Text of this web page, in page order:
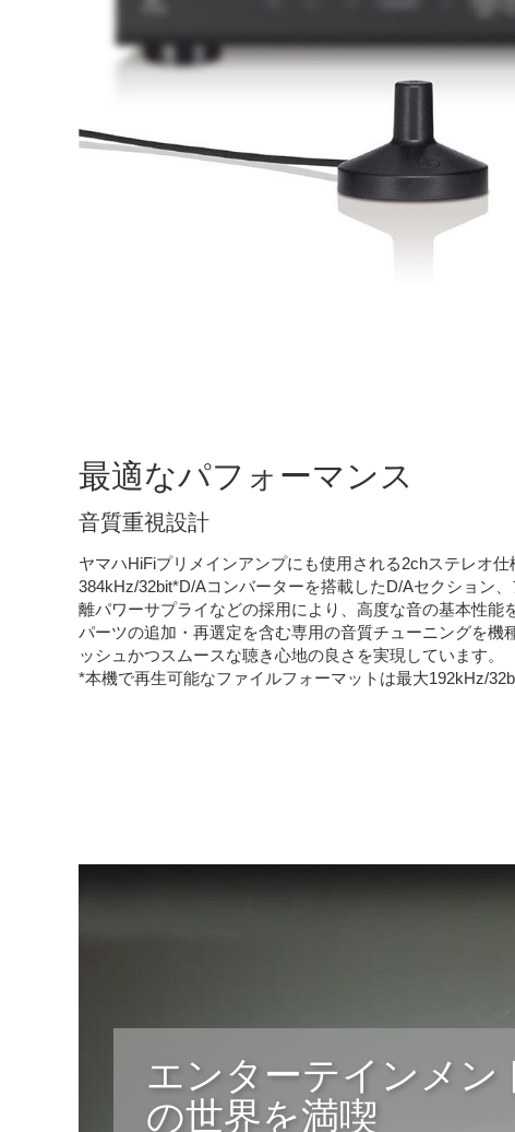
最適なパフォーマンス
音質重視設計
ヤマハHiFiプリメインアンプにも使用される2chステレオ
384kHz/32bit*D/Aコンバーターを搭載したD/Aセクション
離パワーサプライなどの採用により、高度な音の基本性能
パーツの追加・再選定を含む専用の音質チューニングを機
ッシュかつスムースな聴き心地の良さを実現しています。
*本機で再生可能なファイルフォーマットは最大192kHz/
エンターテインメン
の世界を満喫